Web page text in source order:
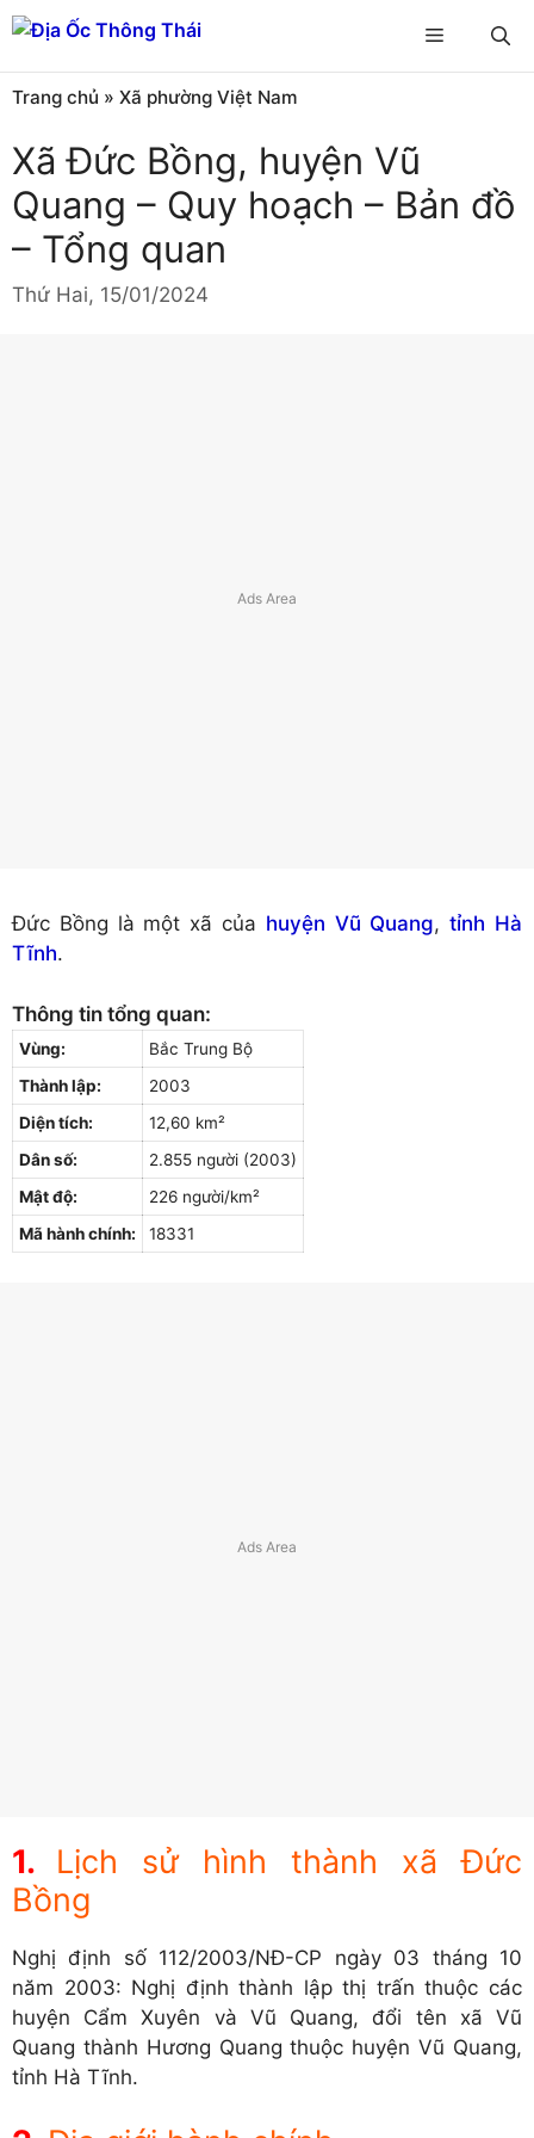
Chuyển
đến
nội
dung
Menu
Trang chủ » Xã phường Việt Nam
Xã Đức Bồng, huyện Vũ
Quang – Quy hoạch – Bản đồ
– Tổng quan
Thứ Hai, 15/01/2024
Đức Bồng là một xã của huyện Vũ Quang,tỉnh Hà
Tĩnh.
Thông tin tổng quan:
Vùng:
Bắc Trung Bộ
Thành lập:
2003
Diện tích:
12,60 km²
Dân số:
2.855 người (2003)
Mật độ:
226 người/km²
Mã hành chính:
18331
Lịch sử hình thành xã Đức
Bồng
Nghị định số 112/2003/NĐ-CP ngày 03 tháng 10
năm 2003: Nghị định thành lập thị trấn thuộc các
huyện Cẩm Xuyên và Vũ Quang, đổi tên xã Vũ
Quang thành Hương Quang thuộc huyện Vũ Quang,
tỉnh Hà Tĩnh.